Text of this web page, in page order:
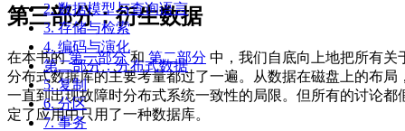
2. 数据模型与查询语言
3. 存储与检索
4. 编码与演化
第二部分：分布式数据
5. 复制
6. 分区
7. 事务
第三部分：衍生数据
在本书的第一部分和 第二部分 中，我们自底向上地把所有关
分布式数据库的主要考量都过了一遍。从数据在磁盘上的布局
一直到出现故障时分布式系统一致性的局限。但所有的讨论都
定了应用中只用了一种数据库。